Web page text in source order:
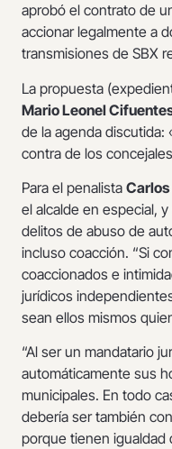
aprobó el contrato de
accionar legalmente a
transmisiones de SBX
La propuesta
Mario Leonel
de la agenda discutida:
contra de los
Para el penalista
el alcalde en especial,
delitos de abuso de
incluso coacción. “Si
coaccionados e
jurídicos
sean ellos mismos
“Al ser un mandatario
automáticamente sus
municipales. En todo
debería ser también
porque tienen